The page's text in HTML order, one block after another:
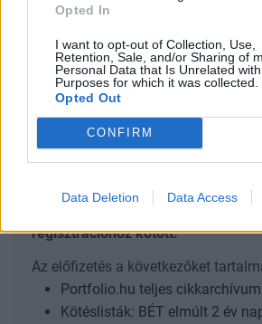
Opted In
I want to opt-out of Collection, Use,
Retention, Sale, and/or Sharing of
Personal Data that Is Unrelated
Purposes for which it was collected.
Opted Out
CONFIRM
Data Deletion Data Access
2013. január 22. 17:29 Megosztás
jegyzése a bankközi piacon, a kurzus
kora este. Egy dollárért 221,5 forintot,
238 forintot kérnek. A forint...
KEDVES OLVASÓNK!
A keresett cikk a portfolio.hu
tartozik, melynek olvasása
regisztrációhoz kötött.
Az előfizetés a következőket
Portfolio.hu teljes cikkarchívum
Kötéslisták: BÉT elmúlt 2 év